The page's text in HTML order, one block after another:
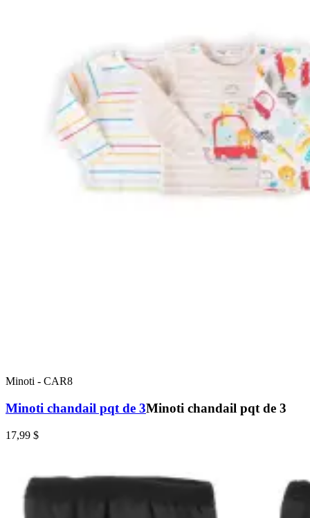
Minoti - CAR8
Minoti chandail pqt de 3Minoti chandail pqt de 3
17,99 $